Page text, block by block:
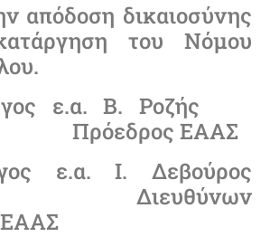
απόδοση δικαιοσύνης
του Νόμου
ε.α. Β. Ροζής
ΕΑΑΣ
ε.α. Ι. Δεβούρος
ΕΑΑΣ